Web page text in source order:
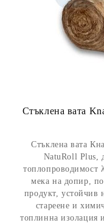
Стъклена вата
Стъклена вата
NatuRoll Plus,
топлопроводимост
мека на допир,
продукт, устойчив
стареене и
топлинна изолация